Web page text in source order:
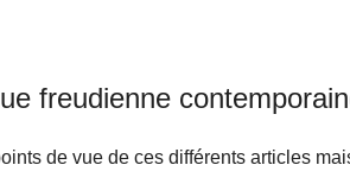
freudienne
de vue de ces différents articles